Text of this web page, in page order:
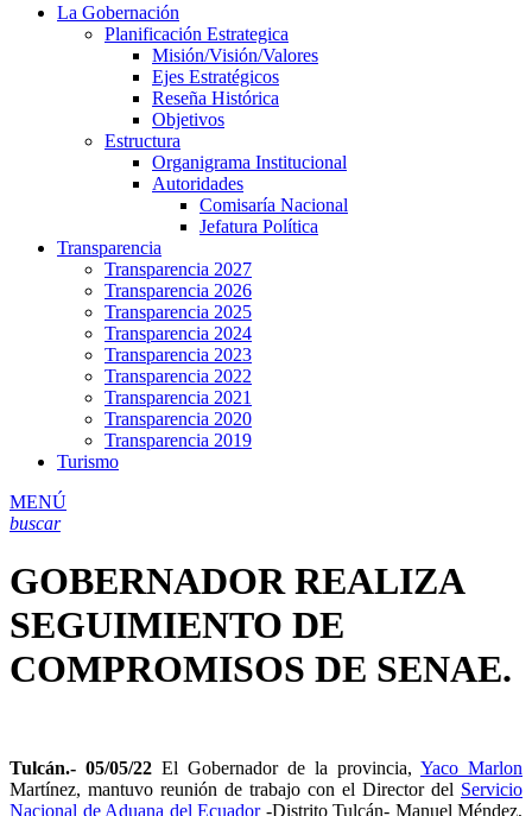
La Gobernación
Planificación Estrategica
Misión/Visión/Valores
Ejes Estratégicos
Reseña Histórica
Objetivos
Estructura
Organigrama Institucional
Autoridades
Comisaría Nacional
Jefatura Política
Transparencia
Transparencia 2027
Transparencia 2026
Transparencia 2025
Transparencia 2024
Transparencia 2023
Transparencia 2022
Transparencia 2021
Transparencia 2020
Transparencia 2019
Turismo
MENÚ
buscar
GOBERNADOR REALIZA
SEGUIMIENTO DE
COMPROMISOS DE SENAE.
Tulcán.- 05/05/22 El Gobernador de la provincia, Yaco Marlon
Martínez, mantuvo reunión de trabajo con el Director del Servicio
Nacional de Aduana del Ecuador-Distrito Tulcán- Manuel Méndez,